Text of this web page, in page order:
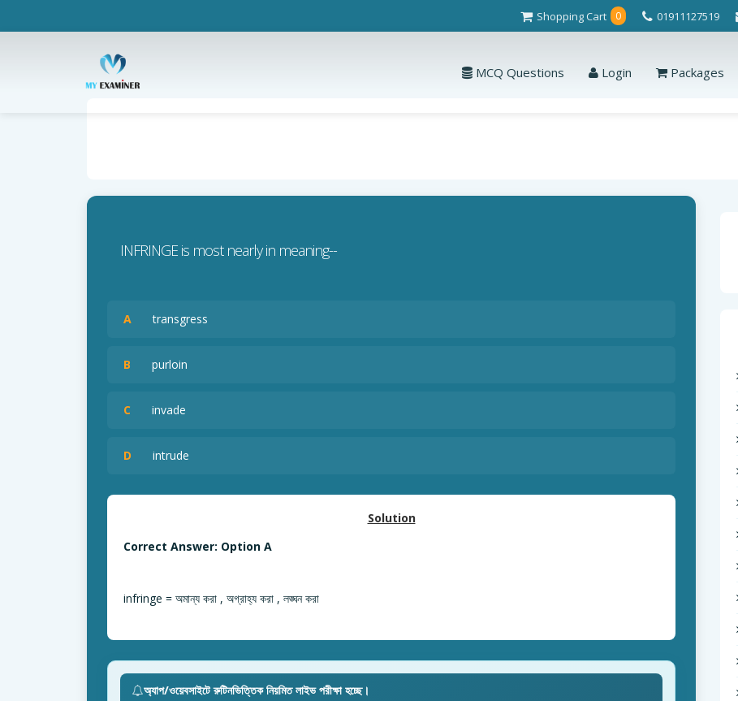
Shopping Cart 0 01911127519
MCQ Questions Login Packages
INFRINGE is most nearly in meaning--
A transgress
B purloin
C invade
D intrude
Solution
Correct Answer: Option A
infringe = অমান্য করা , অগ্রাহ্য করা , লঙ্ঘন করা
অ্যাপ/ওয়েবসাইটে রুটিনভিত্তিক নিয়মিত লাইভ পরীক্ষা হচ্ছে।